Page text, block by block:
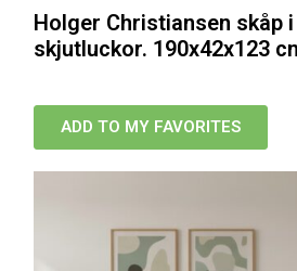
Holger Christiansen skåp
skjutluckor. 190x42x123
ADD TO MY FAVORITES